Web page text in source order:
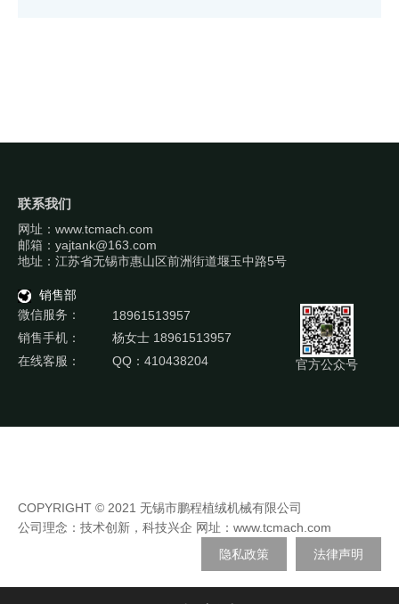
联系我们
网址：www.tcmach.com
邮箱：yajtank@163.com
地址：江苏省无锡市惠山区前洲街道堰玉中路5号
销售部
微信服务：
18961513957
官方公众号
销售手机：
杨女士 18961513957
在线客服：
QQ：410438204
COPYRIGHT © 2021 无锡市鹏程植绒机械有限公司
公司理念：技术创新，科技兴企 网址： www.tcmach.com
隐私政策
法律声明